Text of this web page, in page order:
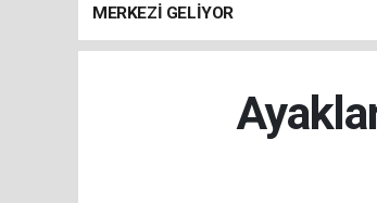
MERKEZİ GELİYOR